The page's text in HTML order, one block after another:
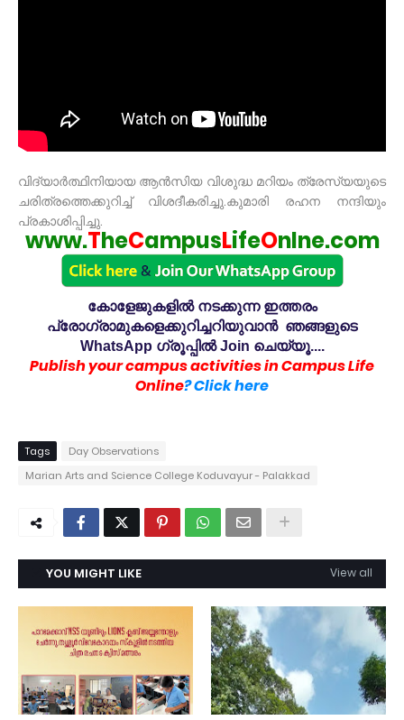
വിദ്യാർത്ഥിനിയായ ആൻസിയ വിശുദ്ധ മറിയം ത്രേസ്യയുടെ
ചരിത്രത്തെക്കുറിച്ച് വിശദീകരിച്ചു.കുമാരി രഹന നന്ദിയും
പ്രകാശിപ്പിച്ചു.
www.TheCampusLifeOnlne.com
കോളേജുകളിൽ നടക്കുന്ന ഇത്തരം
പ്രോഗ്രാമുകളെക്കുറിച്ചറിയുവാൻ ഞങ്ങളുടെ
WhatsApp ഗ്രൂപ്പിൽ Join ചെയ്യൂ....
Publish your campus activities in Campus Life
Online? Click here
Tags
Day Observations
Marian Arts and Science College Koduvayur - Palakkad
YOU MIGHT LIKE View all